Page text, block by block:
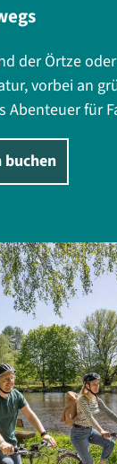
der Örtze
vorbei an
Abenteuer für
buchen